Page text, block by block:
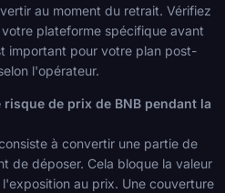
au moment du retrait. Vérifiez
plateforme spécifique avant
important pour votre plan post-
l'opérateur.
de prix de BNB pendant la
à convertir une partie de
de déposer. Cela bloque la valeur
au prix. Une couverture